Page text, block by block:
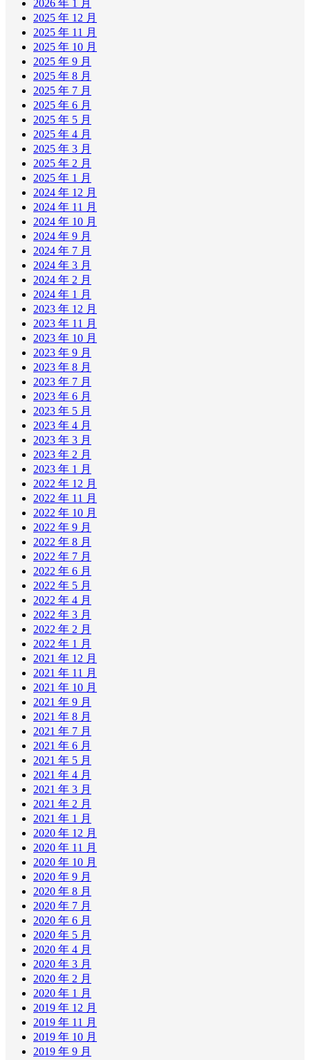
2026 年 1 月
2025 年 12 月
2025 年 11 月
2025 年 10 月
2025 年 9 月
2025 年 8 月
2025 年 7 月
2025 年 6 月
2025 年 5 月
2025 年 4 月
2025 年 3 月
2025 年 2 月
2025 年 1 月
2024 年 12 月
2024 年 11 月
2024 年 10 月
2024 年 9 月
2024 年 7 月
2024 年 3 月
2024 年 2 月
2024 年 1 月
2023 年 12 月
2023 年 11 月
2023 年 10 月
2023 年 9 月
2023 年 8 月
2023 年 7 月
2023 年 6 月
2023 年 5 月
2023 年 4 月
2023 年 3 月
2023 年 2 月
2023 年 1 月
2022 年 12 月
2022 年 11 月
2022 年 10 月
2022 年 9 月
2022 年 8 月
2022 年 7 月
2022 年 6 月
2022 年 5 月
2022 年 4 月
2022 年 3 月
2022 年 2 月
2022 年 1 月
2021 年 12 月
2021 年 11 月
2021 年 10 月
2021 年 9 月
2021 年 8 月
2021 年 7 月
2021 年 6 月
2021 年 5 月
2021 年 4 月
2021 年 3 月
2021 年 2 月
2021 年 1 月
2020 年 12 月
2020 年 11 月
2020 年 10 月
2020 年 9 月
2020 年 8 月
2020 年 7 月
2020 年 6 月
2020 年 5 月
2020 年 4 月
2020 年 3 月
2020 年 2 月
2020 年 1 月
2019 年 12 月
2019 年 11 月
2019 年 10 月
2019 年 9 月